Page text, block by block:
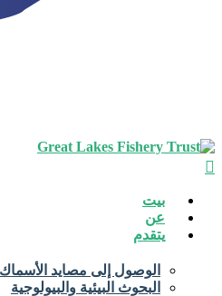
طعام
بيت
عن
يتقدم
الوصول إلى مصايد
البحوث البيئية والبيولوجية